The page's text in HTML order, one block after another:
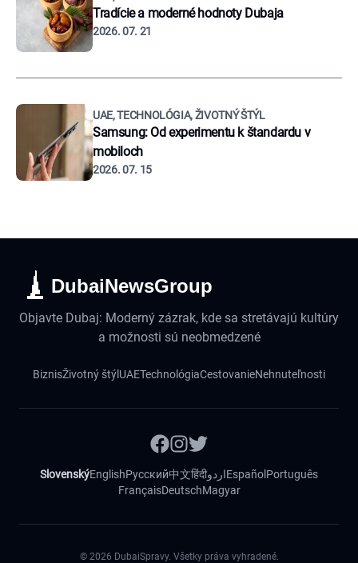
Tradície a moderné hodnoty Dubaja
2026. 07. 21
UAE, TECHNOLÓGIA, ŽIVOTNÝ ŠTÝL
Samsung: Od experimentu k štandardu v
mobiloch
2026. 07. 15
DubaiNewsGroup
Objavte Dubaj: Moderný zázrak, kde sa stretávajú kultúry
a možnosti sú neobmedzené
BiznisŽivotný štýl UAETechnológiaCestovanieNehnuteľnosti
SlovenskýEnglishРусский中文हिंदीاردوEspañol Português
FrançaisDeutschMagyar
© 2026 DubaiSpravy. Všetky práva vyhradené.